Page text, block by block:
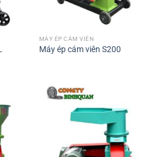
MÁY ÉP CÁM VIÊN
Máy ép cám viên S200